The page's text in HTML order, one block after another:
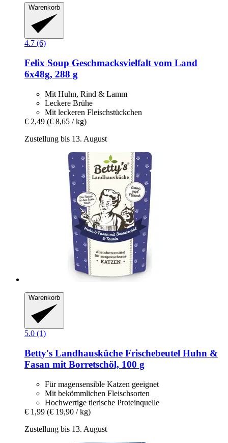
Warenkorb
4.7 (6)
Felix Soup Geschmacksvielfalt vom Land
6x48g, 288 g
Mit Huhn, Rind & Lamm
Leckere Brühe
Mit leckeren Fleischstückchen
€ 2,49 (€ 8,65 / kg)
Zustellung bis 13. August
Warenkorb
5.0 (1)
Betty's Landhausküche Frischebeutel Huhn &
Fasan mit Borretschöl, 100 g
Für magensensible Katzen geeignet
Mit bekömmlichen Fleischsorten
Hochwertige tierische Proteinquelle
€ 1,99 (€ 19,90 / kg)
Zustellung bis 13. August